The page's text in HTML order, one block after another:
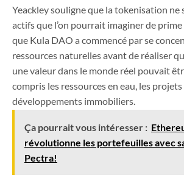
Yeackley souligne que la tokenisation ne
actifs que l’on pourrait imaginer de
que Kula DAO a commencé par se
ressources naturelles avant de réaliser
une valeur dans le monde réel pouvait
compris les ressources en eau, les
développements immobiliers.
Ça pourrait vous intéresser :
révolutionne les portefeuilles avec
Pectra!